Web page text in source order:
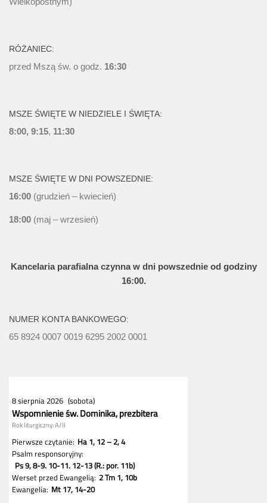
RÓŻANIEC:
przed Mszą św. o godz. 16:30
MSZE ŚWIĘTE W NIEDZIELE I ŚWIĘTA:
8:00, 9:15, 11:30
MSZE ŚWIĘTE W DNI POWSZEDNIE:
16:00 (grudzień – kwiecień)
18:00 (maj – wrzesień)
Kancelaria parafialna czynna w dni powszednie od godziny
16:00.
NUMER KONTA BANKOWEGO:
65 8924 0007 0019 6295 2002 0001